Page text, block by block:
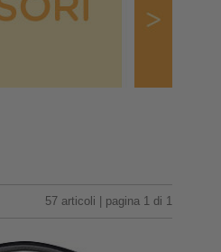
57 articoli | pagina 1 di 1